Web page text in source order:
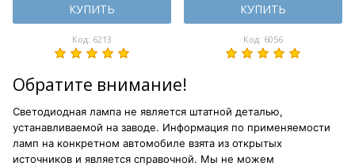
КУПИТЬ
Код: 6213
КУПИТЬ
Код: 6056
Обратите внимание!
Светодиодная лампа не является штатной деталью,
устанавливаемой на заводе. Информация по применяемости
ламп на конкретном автомобиле взята из открытых
источников и является справочной. Мы не можем